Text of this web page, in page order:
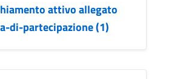
attivo allegato
di-partecipazione (1)